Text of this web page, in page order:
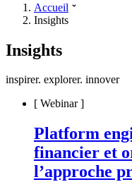
Accueil
Insights
Insights
inspirer. explorer. innover
[ Webinar]
Platform
financier et
l’approche